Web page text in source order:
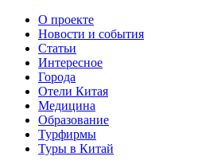
О проекте
Новости и события
Статьи
Интересное
Города
Отели Китая
Медицина
Образование
Турфирмы
Туры в Китай